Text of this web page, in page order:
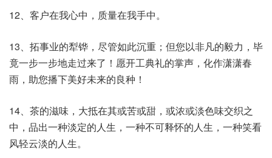
12、客户在我心中，质量在我手中。
13、拓事业的犁铧，尽管如此沉重；但您以非凡的毅力，毕
竟一步一步地走过来了！愿开工典礼的掌声，化作潇潇春
雨，助您播下美好未来的良种！
14、茶的滋味，大抵在其或苦或甜，或浓或淡色味交织之
中，品出一种淡定的人生，一种不可释怀的人生，一种笑看
风轻云淡的人生。